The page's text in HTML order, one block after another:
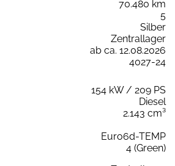
70.480 km
5
Silber
Zentrallager
ab ca. 12.08.2026
4027-24
154 kW / 209 PS
Diesel
2.143 cm³
Euro6d-TEMP
4 (Green)